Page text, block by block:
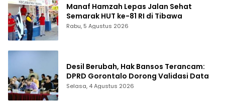
Manaf Hamzah Lepas Jalan Sehat
Semarak HUT ke-81 RI di Tibawa
Rabu, 5 Agustus 2026
Desil Berubah, Hak Bansos Terancam:
DPRD Gorontalo Dorong Validasi Data
Selasa, 4 Agustus 2026